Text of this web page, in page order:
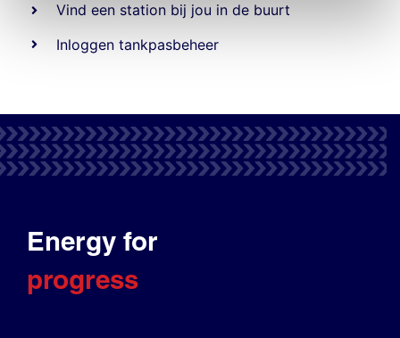
Vind een station bij jou in de buurt
Inloggen tankpasbeheer
Energy for
progress